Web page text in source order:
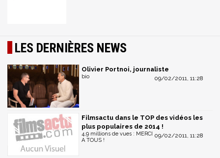
LES DERNIÈRES NEWS
Olivier Portnoi, journaliste
09/02/2011, 11:28
bio
Filmsactu dans le TOP des vidéos les
plus populaires de 2014 !
09/02/2011, 11:28
4,9 millions de vues : MERCI
A TOUS !